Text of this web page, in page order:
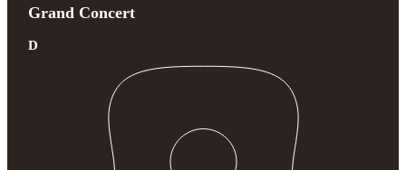
Grand Concert
D